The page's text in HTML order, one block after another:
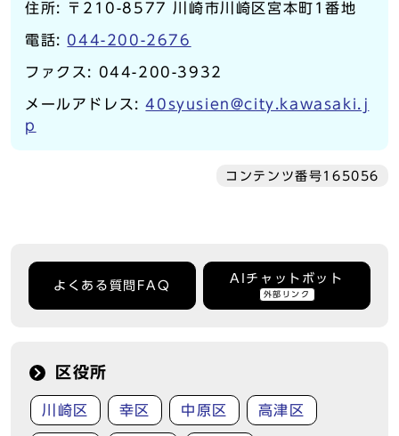
住所: 〒210-8577 川崎市川崎区宮本町1番地
電話: 044-200-2676
ファクス: 044-200-3932
メールアドレス:40syusien@city.kawasaki.j
p
コンテンツ番号165056
よくある質問FAQ
AIチャットボット
外部リンク
区役所
川崎区 幸区 中原区 高津区